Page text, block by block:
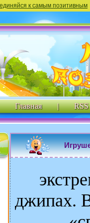
к самым позитивным
Главная | RSS
джипах.